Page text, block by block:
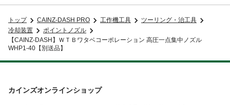
トップ CAINZ-DASH PRO 工作機工具
ツーリング・治工具
冷却装置
ポイントノズル
【CAINZ-DASH】ＷＴＢワタベコーポレーション 高圧一点集中ノズル
WHP1-40【別送品】
カインズオンラインショップ